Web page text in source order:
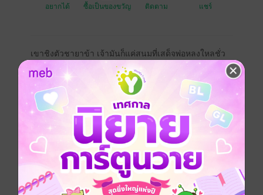
อยากได้ ซื้อเป็นของขวัญ ติดตาม แชร์
เขาชิงตัวชายาข้า เจ้ามันก็แค่สนมที่เสด็จพ่อหลงใหลชั่ว
ครั้งชั่วคราว ทำการชั่วเพื่อหวังชิงตัวเจ้า ข้าไม่มีทางให้
เขาได้สมหวัง
จีนโบราณ
ประเภทไฟล์ pdf, epub (สารบัญ)
วันที่วางขาย 30 พฤษภาคม 2565
ความยาว 127 หน้า (≈ 35,879 คำ)